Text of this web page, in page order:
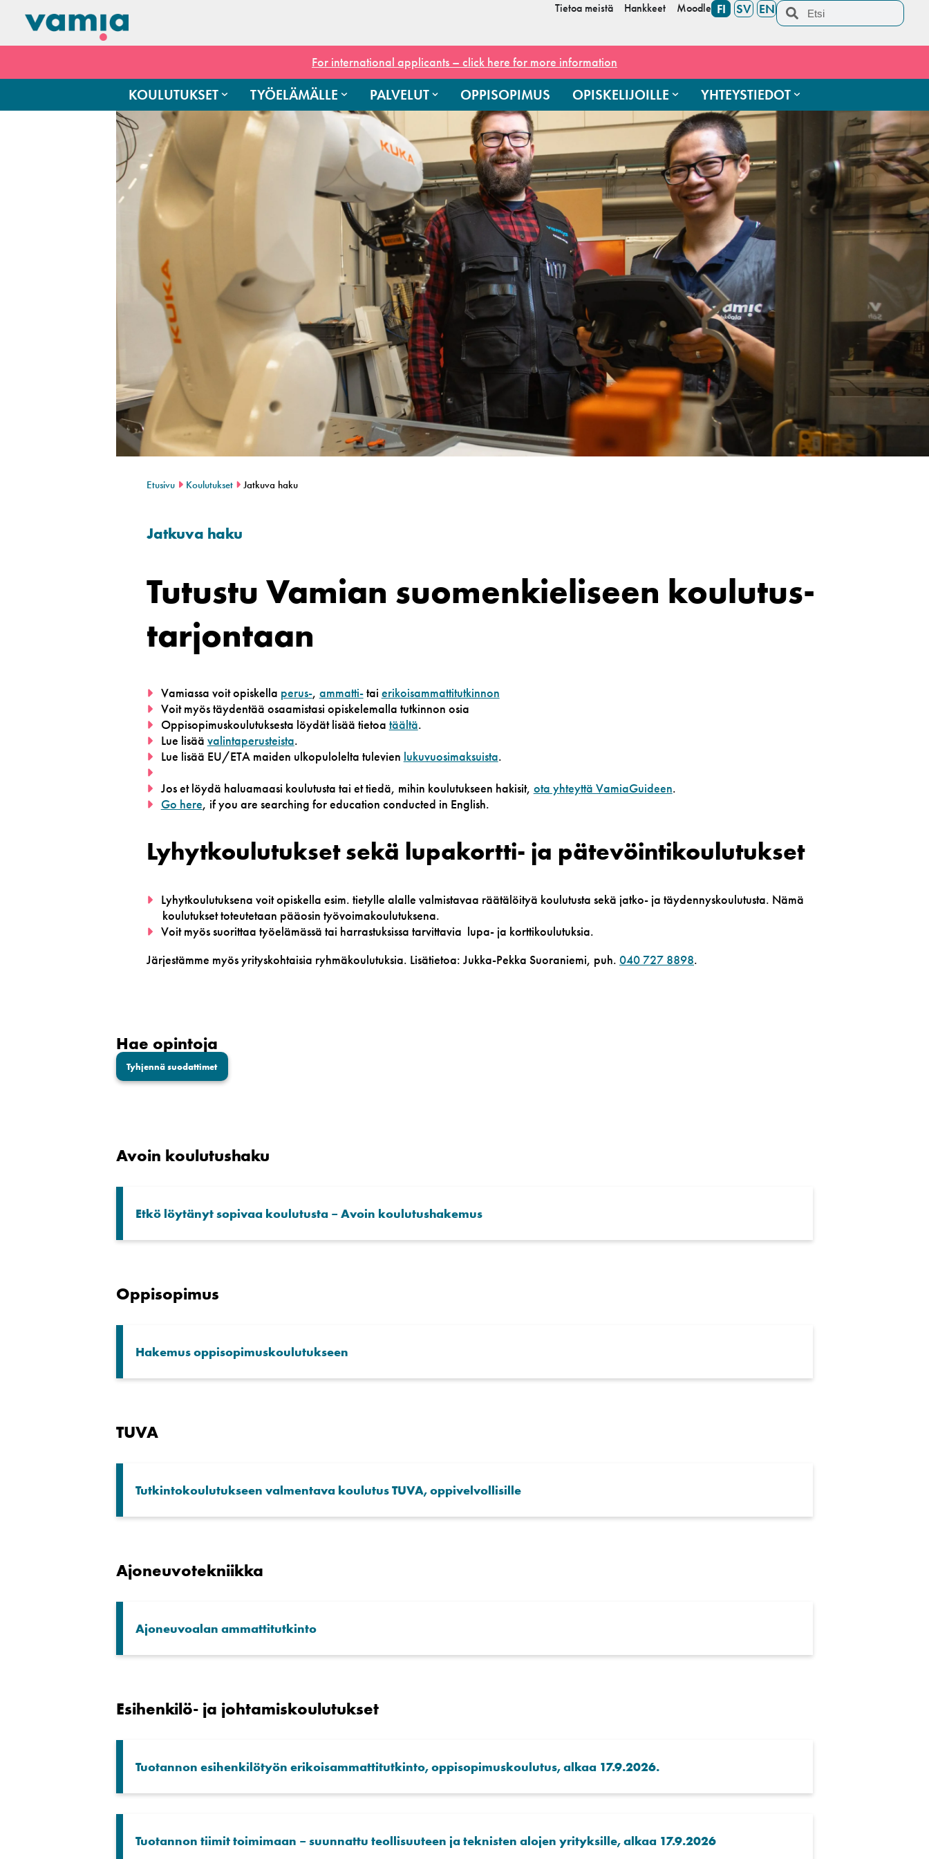
Tietoa meistä Hankkeet Moodle FI SV EN
For international applicants – click here for more information
KOULUTUKSET TYÖELÄMÄLLE PALVELUT OPPISOPIMUS OPISKELIJOILLE YHTEYSTIEDOT
Etusivu Koulutukset Jatkuva haku
Jatkuva haku
Tutustu Vamian suomenkieliseen koulutus­
tarjontaan
Vamiassa voit opiskella perus-, ammatti-tai erikoisammattitutkinnon
Voit myös täydentää osaamistasi opiskelemalla tutkinnon osia
Oppisopimuskoulutuksesta löydät lisää tietoa täältä.
Lue lisää valintaperusteista.
Lue lisää EU/ETA maiden ulkopulolelta tulevien lukuvuosimaksuista.
Jos et löydä haluamaasi koulutusta tai et tiedä, mihin koulutukseen hakisit, ota yhteyttä VamiaGuideen.
Go here, if you are searching for education conducted in English.
Lyhytkoulutukset sekä lupakortti- ja pätevöinti­koulutukset
Lyhytkoulutuksena voit opiskella esim. tietylle alalle valmistavaa räätälöityä koulutusta sekä jatko- ja täydennyskoulutusta. Nämä
koulutukset toteutetaan pääosin työvoimakoulutuksena.
Voit myös suorittaa työelämässä tai harrastuksissa tarvittavia lupa- ja korttikoulutuksia.
Järjestämme myös yrityskohtaisia ryhmäkoulutuksia. Lisätietoa: Jukka-Pekka Suoraniemi, puh. 040 727 8898.
Hae opintoja
Tyhjennä suodattimet
Avoin koulutushaku
Etkö löytänyt sopivaa koulutusta – Avoin koulutushakemus
Oppisopimus
Hakemus oppisopimuskoulutukseen
TUVA
Tutkintokoulutukseen valmentava koulutus TUVA, oppivelvollisille
Ajoneuvotekniikka
Ajoneuvoalan ammattitutkinto
Esihenkilö- ja johtamiskoulutukset
Tuotannon esihenkilötyön erikoisammattitutkinto, oppisopimuskoulutus, alkaa 17.9.2026.
Tuotannon tiimit toimimaan – suunnattu teollisuuteen ja teknisten alojen yrityksille, alkaa 17.9.2026